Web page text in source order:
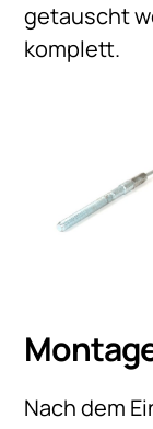
getauscht
komplett.
Nach dem